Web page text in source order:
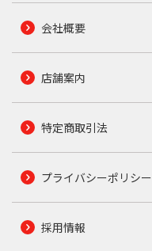
会社概要
店舗案内
特定商取引法
プライバシーポリシー
採用情報